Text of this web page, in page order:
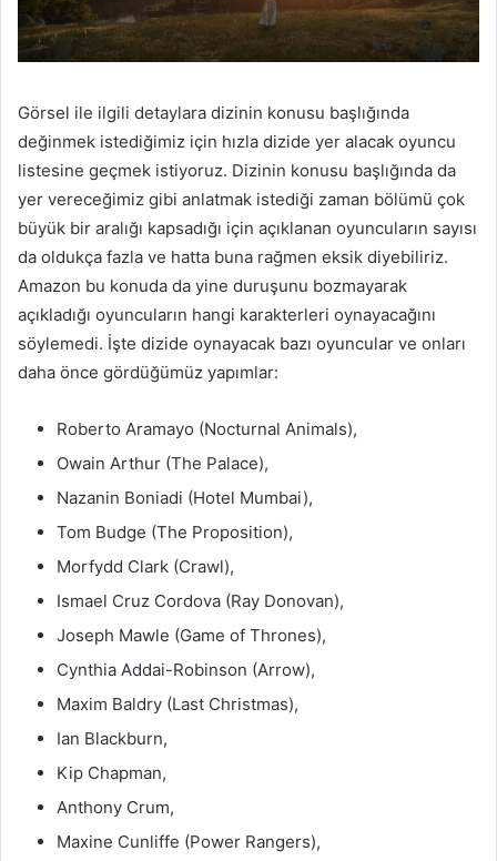
Görsel ile ilgili detaylara dizinin konusu başlığında
değinmek istediğimiz için hızla dizide yer alacak oyuncu
listesine geçmek istiyoruz. Dizinin konusu başlığında da
yer vereceğimiz gibi anlatmak istediği zaman bölümü çok
büyük bir aralığı kapsadığı için açıklanan oyuncuların sayısı
da oldukça fazla ve hatta buna rağmen eksik diyebiliriz.
Amazon bu konuda da yine duruşunu bozmayarak
açıkladığı oyuncuların hangi karakterleri oynayacağını
söylemedi. İşte dizide oynayacak bazı oyuncular ve onları
daha önce gördüğümüz yapımlar:
Roberto Aramayo (Nocturnal Animals),
Owain Arthur (The Palace),
Nazanin Boniadi (Hotel Mumbai),
Tom Budge (The Proposition),
Morfydd Clark (Crawl),
Ismael Cruz Cordova (Ray Donovan),
Joseph Mawle (Game of Thrones),
Cynthia Addai-Robinson (Arrow),
Maxim Baldry (Last Christmas),
Ian Blackburn,
Kip Chapman,
Anthony Crum,
Maxine Cunliffe (Power Rangers),